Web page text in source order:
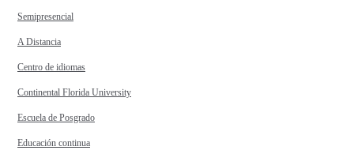
Semipresencial
A Distancia
Centro de idiomas
Continental Florida University
Escuela de Posgrado
Educación continua